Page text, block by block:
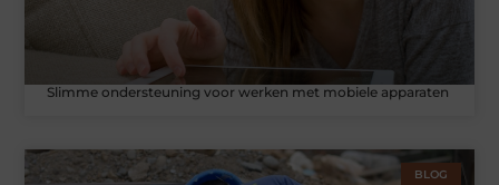
Slimme ondersteuning voor werken met mobiele apparaten
BLOG